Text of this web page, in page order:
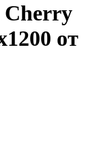
Cherry
от